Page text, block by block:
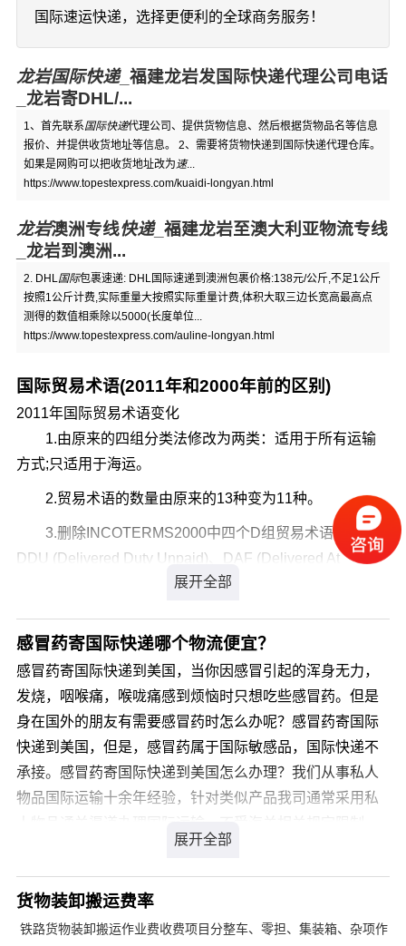
国际速运快递，选择更便利的全球商务服务！
龙岩国际快递_福建龙岩发国际快递代理公司电话
_龙岩寄DHL/...
1、首先联系国际快递代理公司、提供货物信息、然后根据货物品名等信息
报价、并提供收货地址等信息。 2、需要将货物快递到国际快递代理仓库。
如果是网购可以把收货地址改为速...
https://www.topestexpress.com/kuaidi-longyan.html
龙岩澳洲专线快递_福建龙岩至澳大利亚物流专线
_龙岩到澳洲...
2. DHL国际包裹速递: DHL国际速递到澳洲包裹价格:138元/公斤,不足1公斤
按照1公斤计费,实际重量大按照实际重量计费,体积大取三边长宽高最高点
测得的数值相乘除以5000(长度单位...
https://www.topestexpress.com/auline-longyan.html
国际贸易术语(2011年和2000年前的区别)
2011年国际贸易术语变化
1.由原来的四组分类法修改为两类：适用于所有运输
方式;只适用于海运。
2.贸易术语的数量由原来的13种变为11种。
3.删除INCOTERMS2000中四个D组贸易术语，即
DDU (Delivered Duty Unpaid)、DAF (Delivered At
Frontier)、 DES (Delivered Ex Ship)、 DEQ (Delivered
Delivered Duty Paid )
4.新增加两种D组贸易术语，即DAT ( Delivered At
Terminal )与DAP(Delivered At Place )。
5.E组、F组、C组的贸易术语不变。
2010年版《国际贸易术语解释通则》中的两类11个术语
--------------------------------------------------------------------------------
第一类：适用于任何运输方式
CIP - Carriage and Insurance Paid 运费/保险费付至目
的地
CPT - Carriage Paid To 运费付至目的地
感冒药寄国际快递哪个物流便宜？
感冒药寄国际快递到美国，当你因感冒引起的浑身无力，
发烧，咽喉痛，喉咙痛感到烦恼时只想吃些感冒药。但是
身在国外的朋友有需要感冒药时怎么办呢？感冒药寄国际
快递到美国，但是，感冒药属于国际敏感品，国际快递不
承接。感冒药寄国际快递到美国怎么办理？我们从事私人
物品国际运输十余年经验，针对类似产品我司通常采用私
目的国通关率高达99.9%，关税为零。那么，感冒药寄国
际快递到美国价格是多少呢?
请登录我们官方网站 详细了解。
货物装卸搬运费率
铁路货物装卸搬运作业费收费项目分整车、零担、集装箱、杂项作